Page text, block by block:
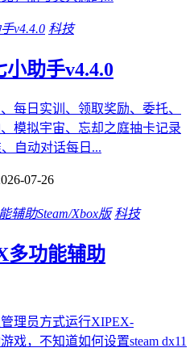
科技
助手v4.4.0
每日实训、领取奖励、委托、
模拟宇宙、忘却之庭抽卡记录
自动对话每日...
07-26
科技
多功能辅助
理员方式运行XIPEX-
戏，不知道如何设置steam dx11